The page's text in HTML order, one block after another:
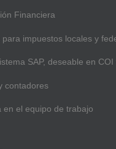
Financiera
impuestos locales y
SAP, deseable en COI
contadores
en el equipo de trabajo